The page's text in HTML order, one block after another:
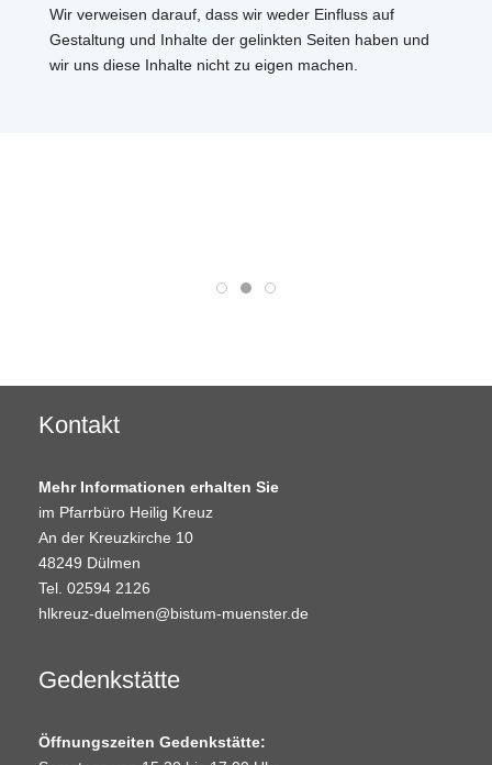
Wir verweisen darauf, dass wir weder Einfluss auf
Gestaltung und Inhalte der gelinkten Seiten haben und
wir uns diese Inhalte nicht zu eigen machen.
Kontakt
Mehr Informationen erhalten Sie
im Pfarrbüro Heilig Kreuz
An der Kreuzkirche 10
48249 Dülmen
Tel. 02594 2126
hlkreuz-duelmen@bistum-muenster.de
Gedenkstätte
Öffnungszeiten Gedenkstätte: